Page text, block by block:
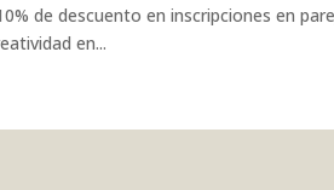
de descuento en inscripciones en
en...